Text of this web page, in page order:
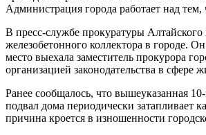
Администрация города работает над
В пресс-службе прокуратуры
железобетонного коллектора в городе.
место выехала заместитель прокурора
организацией законодательства в
Ранее сообщалось, что вышеуказанная
подвал дома периодически затапливает
причина кроется в изношенности